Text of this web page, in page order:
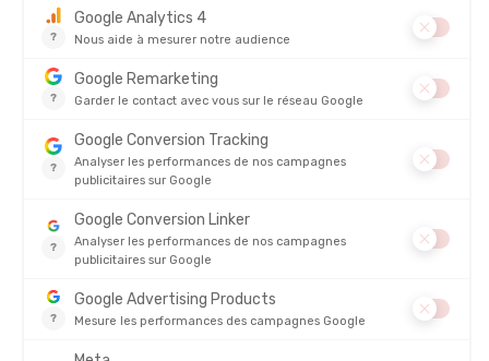
SALEWA
T-SHIRT PEDROC DRY HOMME
EN STOCK - EXPÉDIÉ EN 24/48H
-31% 65,90 €
SALEWA
-31%
75,00 €
51,90 €
PROMO